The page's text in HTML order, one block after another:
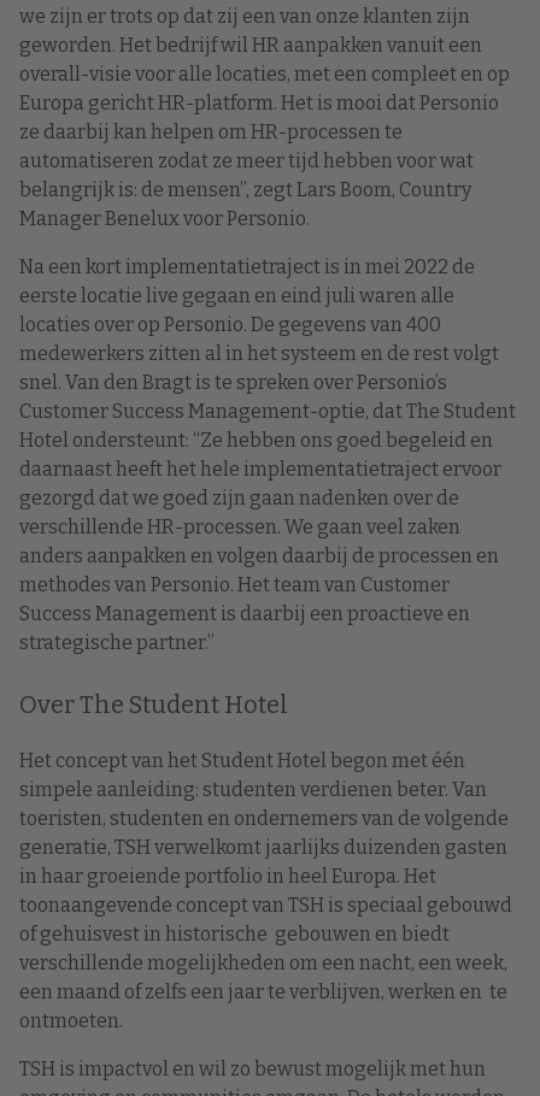
we zijn er trots op dat zij een van onze klanten zijn
geworden. Het bedrijf wil HR aanpakken vanuit een
overall-visie voor alle locaties, met een compleet en op
Europa gericht HR-platform. Het is mooi dat Personio
ze daarbij kan helpen om HR-processen te
automatiseren zodat ze meer tijd hebben voor wat
belangrijk is: de mensen”, zegt Lars Boom, Country
Manager Benelux voor Personio.
Na een kort implementatietraject is in mei 2022 de
eerste locatie live gegaan en eind juli waren alle
locaties over op Personio. De gegevens van 400
medewerkers zitten al in het systeem en de rest volgt
snel. Van den Bragt is te spreken over Personio’s
Customer Success Management-optie, dat The Student
Hotel ondersteunt: “Ze hebben ons goed begeleid en
daarnaast heeft het hele implementatietraject ervoor
gezorgd dat we goed zijn gaan nadenken over de
verschillende HR-processen. We gaan veel zaken
anders aanpakken en volgen daarbij de processen en
methodes van Personio. Het team van Customer
Success Management is daarbij een proactieve en
strategische partner.”
Over The Student Hotel
Het concept van het Student Hotel begon met één
simpele aanleiding: studenten verdienen beter. Van
toeristen, studenten en ondernemers van de volgende
generatie, TSH verwelkomt jaarlijks duizenden gasten
in haar groeiende portfolio in heel Europa. Het
toonaangevende concept van TSH is speciaal gebouwd
of gehuisvest in historische gebouwen en biedt
verschillende mogelijkheden om een nacht, een week,
een maand of zelfs een jaar te verblijven, werken en te
ontmoeten.
TSH is impactvol en wil zo bewust mogelijk met hun